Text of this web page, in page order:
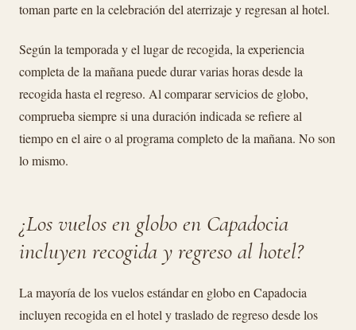
toman parte en la celebración del aterrizaje y regresan al hotel.
Según la temporada y el lugar de recogida, la experiencia
completa de la mañana puede durar varias horas desde la
recogida hasta el regreso. Al comparar servicios de globo,
comprueba siempre si una duración indicada se refiere al
tiempo en el aire o al programa completo de la mañana. No son
lo mismo.
¿Los vuelos en globo en Capadocia
incluyen recogida y regreso al hotel?
La mayoría de los vuelos estándar en globo en Capadocia
incluyen recogida en el hotel y traslado de regreso desde los